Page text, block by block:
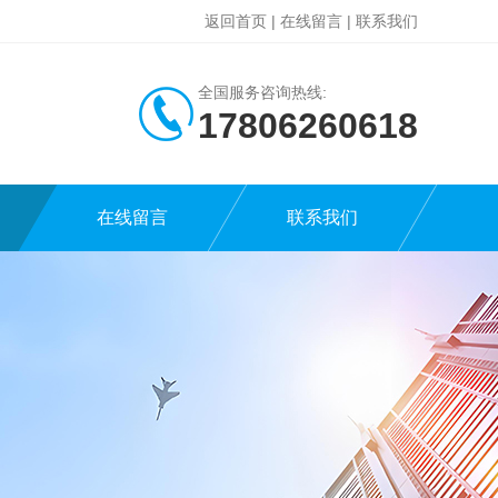
返回首页 | 在线留言 | 联系我们
全国服务咨询热线:
17806260618
在线留言 联系我们